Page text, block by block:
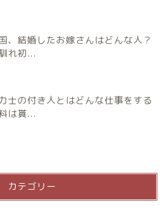
、結婚したお嫁さんはどんな人？
れ初...
士の付き人とはどんな仕事をする
は貰...
カテゴリー